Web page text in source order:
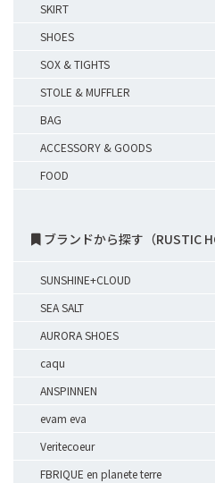
SKIRT
SHOES
SOX & TIGHTS
STOLE & MUFFLER
BAG
ACCESSORY & GOODS
FOOD
ブランドから探す（RUSTIC
SUNSHINE+CLOUD
SEA SALT
AURORA SHOES
caqu
ANSPINNEN
evam eva
Veritecoeur
FBRIQUE en planete terre